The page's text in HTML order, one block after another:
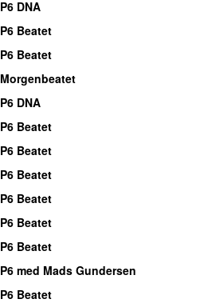
P6 DNA
P6 Beatet
P6 Beatet
Morgenbeatet
P6 DNA
P6 Beatet
P6 Beatet
P6 Beatet
P6 Beatet
P6 Beatet
P6 Beatet
P6 med Mads Gundersen
P6 Beatet